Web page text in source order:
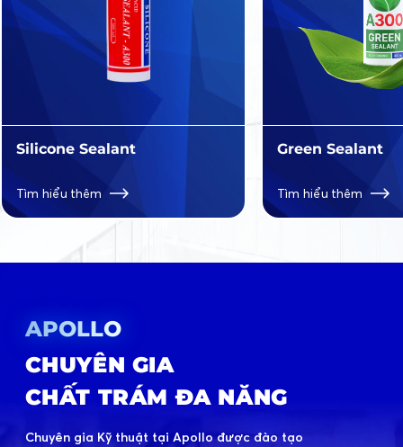
Silicone Sealant
Tìm hiểu thêm
Green Sealant
Tìm hiểu thêm
APOLLO
CHUYÊN GIA
CHẤT TRÁM ĐA NĂNG
Chuyên gia Kỹ thuật tại Apollo được đào tạo